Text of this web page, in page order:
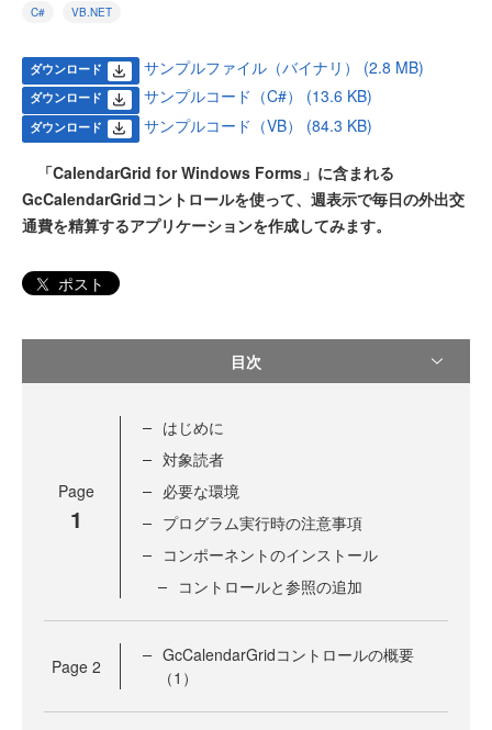
C# VB.NET
ダウンロード サンプルファイル（バイナリ） (2.8 MB)
ダウンロード サンプルコード（C#） (13.6 KB)
ダウンロード サンプルコード（VB） (84.3 KB)
「CalendarGrid for Windows Forms」に含まれる
GcCalendarGridコントロールを使って、週表示で毎日の外出交
通費を精算するアプリケーションを作成してみます。
ポスト
目次
Page
1
はじめに
対象読者
必要な環境
プログラム実行時の注意事項
コンポーネントのインストール
コントロールと参照の追加
Page 2
GcCalendarGridコントロールの概要
（1）